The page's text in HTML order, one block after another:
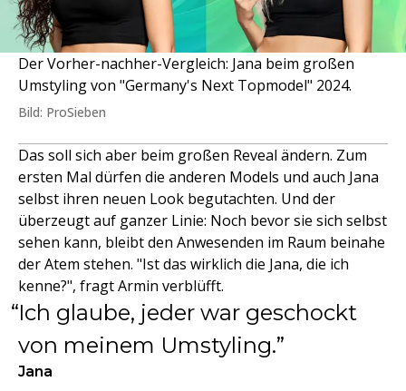
Der Vorher-nachher-Vergleich: Jana beim großen
Umstyling von "Germany's Next Topmodel" 2024.
Bild: ProSieben
Das soll sich aber beim großen Reveal ändern. Zum
ersten Mal dürfen die anderen Models und auch Jana
selbst ihren neuen Look begutachten. Und der
überzeugt auf ganzer Linie: Noch bevor sie sich selbst
sehen kann, bleibt den Anwesenden im Raum beinahe
der Atem stehen. "Ist das wirklich die Jana, die ich
kenne?", fragt Armin verblüfft.
Ich glaube, jeder war geschockt
von meinem Umstyling.
Jana